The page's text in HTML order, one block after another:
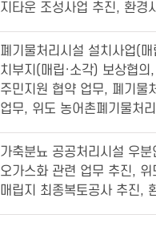
지타운 조성사업 추진, 환경
폐기물처리시설 설치사업(
치부지(매립·소각) 보상협
주민지원 협약 업무, 폐기물
업무, 위도 농어촌폐기물처
가축분뇨 공공처리시설 우
오가스화 관련 업무 추진,
매립지 최종복토공사 추진,